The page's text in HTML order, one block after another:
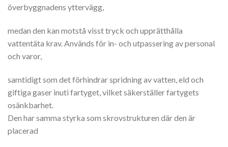
överbyggnadens yttervägg,
medan den kan motstå visst tryck och upprätthålla
vattentäta krav. Används för in- och utpassering av personal
och varor,
samtidigt som det förhindrar spridning av vatten, eld och
giftiga gaser inuti fartyget, vilket säkerställer fartygets
osänkbarhet.
Den har samma styrka som skrovstrukturen där den är
placerad